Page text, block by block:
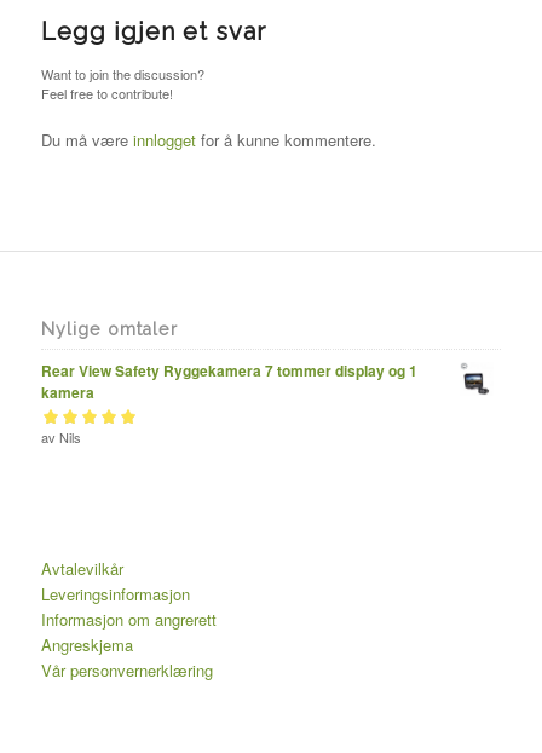
Legg igjen et svar
Want to join the discussion?
Feel free to contribute!
Du må være innloggetfor å kunne kommentere.
Nylige omtaler
Rear View Safety Ryggekamera 7 tommer display og 1
kamera
Vurdert
av Nils
Avtalevilkår
Leveringsinformasjon
Informasjon om angrerett
Angreskjema
Vår personvernerklæring